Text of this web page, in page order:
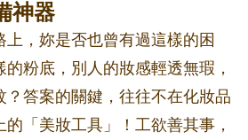
神器
，妳是否也曾有過這樣的困
粉底，別人的妝感輕透無瑕，
？答案的關鍵，往往不在化妝品
「美妝工具」！工欲善其事，